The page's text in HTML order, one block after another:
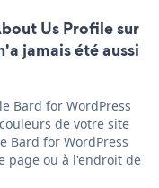
Us Profile sur
jamais été aussi
Bard for WordPress
de votre site
Bard for WordPress
page ou à l'endroit de